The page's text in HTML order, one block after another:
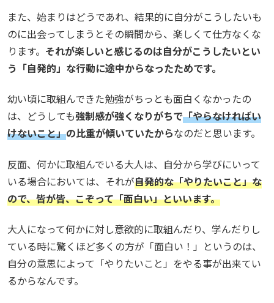
また、始まりはどうであれ、結果的に自分がこうしたいも
のに出会ってしまうとその瞬間から、楽しくて仕方なくな
ります。 それが楽しいと感じるのは自分がこうしたいとい
う「自発的」な行動に途中からなったためです。
幼い頃に取組んできた勉強がちっとも面白くなかったの
は、どうしても強制感が強くなりがちで「やらなければい
けないこと」の比重が傾いていたからなのだと思います。
反面、何かに取組んでいる大人は、自分から学びにいって
いる場合においては、それが自発的な「やりたいこと」な
ので、皆が皆、こぞって「面白い」といいます。
大人になって何かに対し意欲的に取組んだり、学んだりし
ている時に驚くほど多くの方が「面白い！」というのは、
自分の意思によって「やりたいこと」をやる事が出来てい
るからなんです。